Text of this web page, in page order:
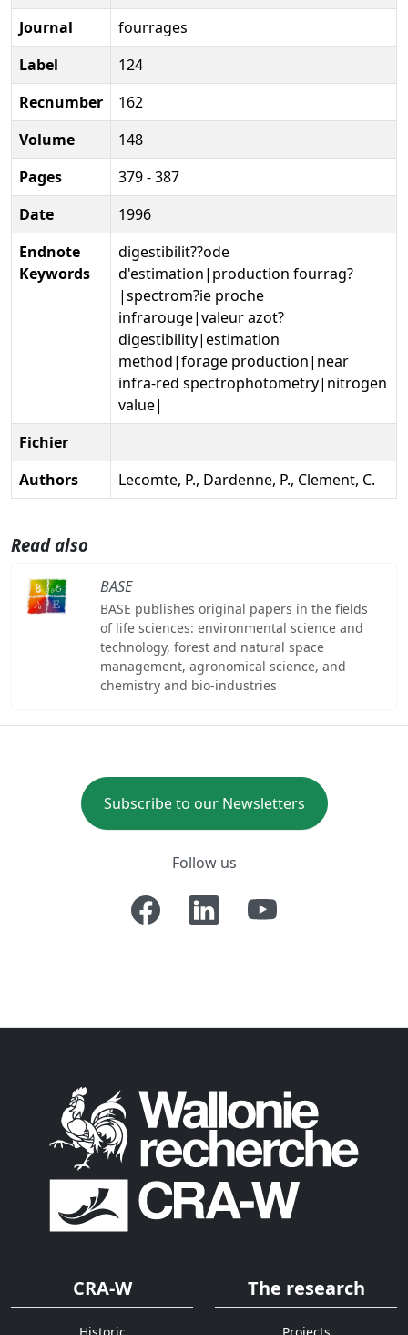
Journal
fourrages
Label
124
Recnumber
162
Volume
148
Pages
379 - 387
Date
1996
Endnote
Keywords
digestibilit??ode
d'estimation|production fourrag?
|spectrom?ie proche
infrarouge|valeur azot?
digestibility|estimation
method|forage production|near
infra-red spectrophotometry|nitrogen
value|
Fichier
Authors
Lecomte, P., Dardenne, P., Clement, C.
Read also
BASE
BASE publishes original papers in the fields
of life sciences: environmental science and
technology, forest and natural space
management, agronomical science, and
chemistry and bio-industries
Subscribe to our Newsletters
Follow us
CRA-W The research